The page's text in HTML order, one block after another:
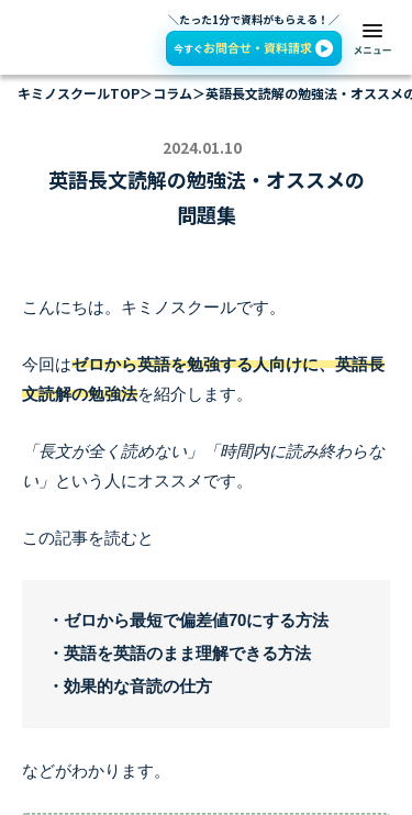
＼たった1分で資料がもらえる！／
キミノスクールTOP＞コラム＞英語長文読解の勉強法・オススメ
2024.01.10
英語長文読解の勉強法・オススメの
問題集
こんにちは。キミノスクールです。
今回はゼロから英語を勉強する人向けに、英語長
文読解の勉強法を紹介します。
「長文が全く読めない」「時間内に読み終わらな
い」 という人にオススメです。
この記事を読むと
・ゼロから最短で偏差値70にする方法
・英語を英語のまま理解できる方法
・効果的な音読の仕方
などがわかります。